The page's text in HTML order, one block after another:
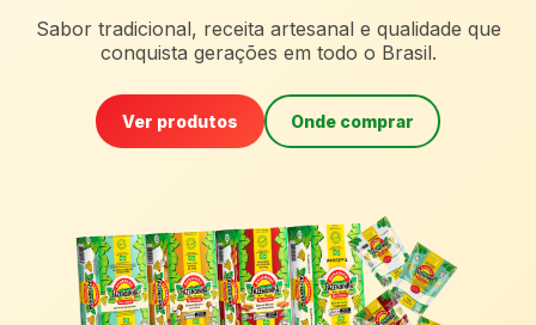
Sabor tradicional, receita artesanal e qualidade que
conquista gerações em todo o Brasil.
Ver produtos Onde comprar